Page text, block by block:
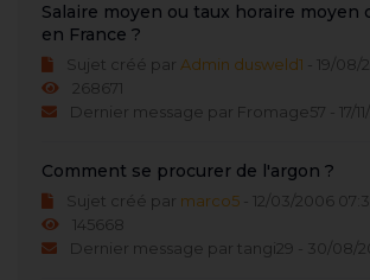
Salaire moyen ou taux horaire moyen
en France ?
Sujet créé par Admin dusweld1 - 19/08/
268671
Dernier message par Fromage57 - 17/
Comment se procurer de l'argon ?
Sujet créé par marco5 - 12/03/2006
145668
Dernier message par tangi29 - 30/08/